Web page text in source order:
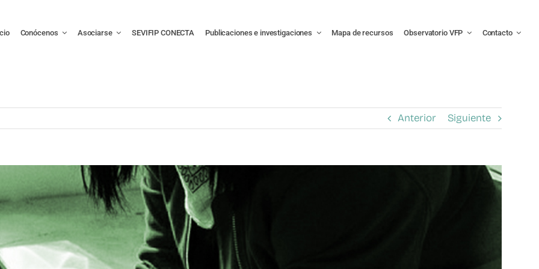
Conócenos Asociarse SEVIFIP CONECTA Publicaciones e investigaciones Mapa de recursos Observatorio VFP Contacto
Anterior Siguiente